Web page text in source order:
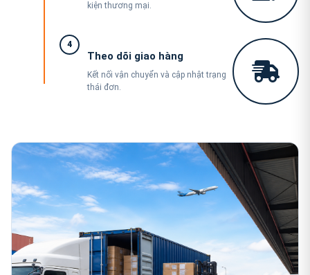
kiện thương mại.
4
Theo dõi giao hàng
Kết nối vận chuyển và cập nhật trạng
thái đơn.